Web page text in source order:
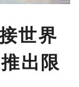
世界
出限